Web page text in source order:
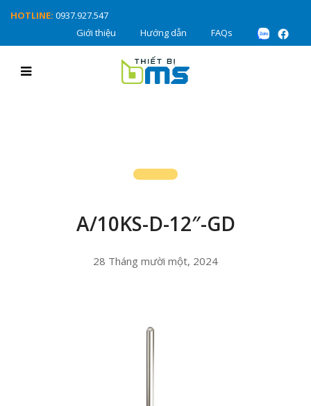
HOTLINE: 0937.927.547
Giới thiệu
Hướng dẫn FAQs
A/10KS-D-12″-GD
28 Tháng mười một, 2024